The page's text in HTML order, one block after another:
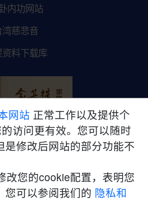
内功网站
湾慈悲音
资料下载库
师网络平台
网站 正常工作以及提供个
访问更有效。您可以随时
修改后网站的部分功能不
改您的cookie配置，表明您
您可以参阅我们的 隐私和